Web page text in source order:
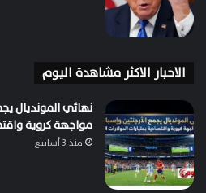
الاخبار الاكثر مشاهدة اليوم
نهائي المونديال
مواجهة كروية
منذ 3 أسابيع